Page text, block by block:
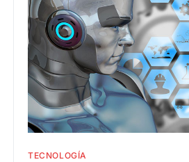
TECNOLOGÍA